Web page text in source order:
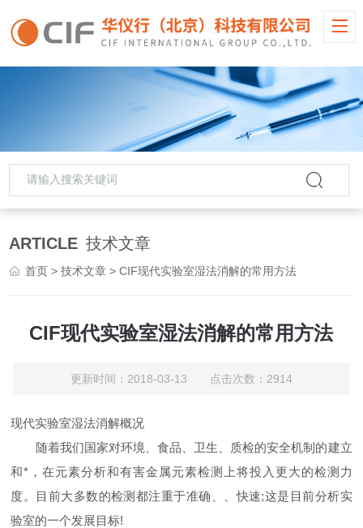
ARTICLE 技术文章
首页 >技术文章 > CIF现代实验室湿法消解的常用方法
CIF现代实验室湿法消解的常用方法
更新时间：2018-03-13 点击次数：2914
现代实验室湿法消解概况
随着我们国家对环境、食品、卫生、质检的安全机制的建立
和*，在元素分析和有害金属元素检测上将投入更大的检测力
度。目前大多数的检测都注重于准确、、快速;这是目前分析实
验室的一个发展目标!